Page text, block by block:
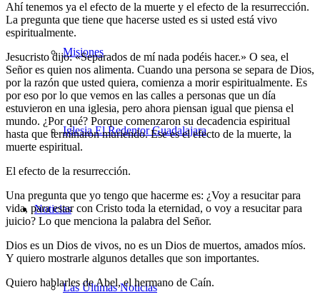
Misiones
Iglesia El Redentor Guadalajara
Noticias
Las Últimas Noticias
Ahí tenemos ya el efecto de la muerte y el efecto de la resurrección.
La pregunta que tiene que hacerse usted es si usted está vivo
espiritualmente.
Jesucristo dijo: «Separados de mí nada podéis hacer.» O sea, el
Señor es quien nos alimenta. Cuando una persona se separa de Dios,
por la razón que usted quiera, comienza a morir espiritualmente. Es
por eso por lo que vemos en las calles a personas que un día
estuvieron en una iglesia, pero ahora piensan igual que piensa el
mundo. ¿Por qué? Porque comenzaron su decadencia espiritual
hasta que terminaron muriendo. Ese es el efecto de la muerte, la
muerte espiritual.
El efecto de la resurrección.
Una pregunta que yo tengo que hacerme es: ¿Voy a resucitar para
vida, para estar con Cristo toda la eternidad, o voy a resucitar para
juicio? Lo que menciona la palabra del Señor.
Dios es un Dios de vivos, no es un Dios de muertos, amados míos.
Y quiero mostrarle algunos detalles que son importantes.
Quiero hablarles de Abel, el hermano de Caín.